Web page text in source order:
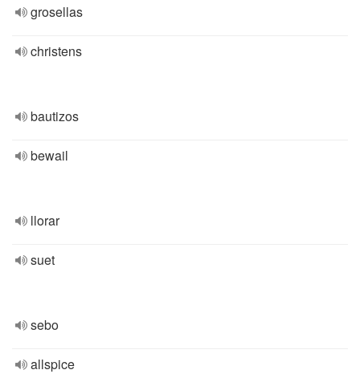
grosellas
christens
bautizos
bewail
llorar
suet
sebo
allspice